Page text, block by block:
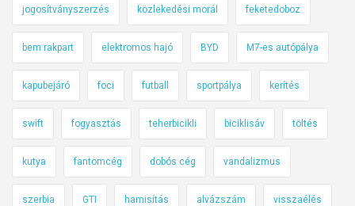
jogosítványszerzés közlekedési morál feketedoboz
bem rakpart elektromos hajó BYD M7-es autópálya
kapubejáró foci futball sportpálya kerítés
swift fogyasztás teherbicikli biciklisáv töltés
kutya fantomcég dobós cég vandalizmus
szerbia GTI hamisítás alvázszám visszaélés